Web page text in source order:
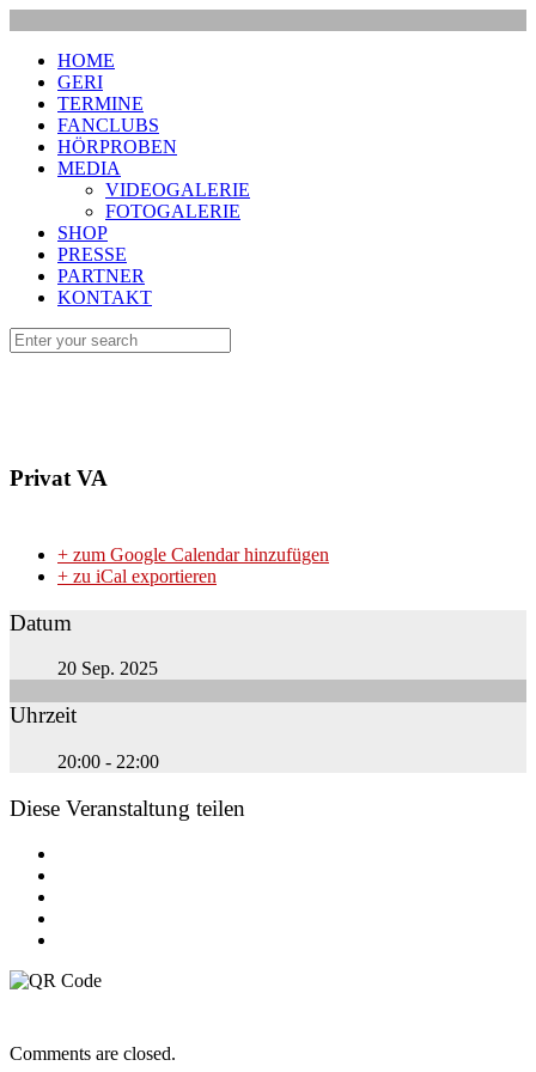
HOME
GERI
TERMINE
FANCLUBS
HÖRPROBEN
MEDIA
VIDEOGALERIE
FOTOGALERIE
SHOP
PRESSE
PARTNER
KONTAKT
Privat VA
+ zum Google Calendar hinzufügen
+ zu iCal exportieren
Datum
20 Sep. 2025
Uhrzeit
20:00 - 22:00
Diese Veranstaltung teilen
Comments are closed.